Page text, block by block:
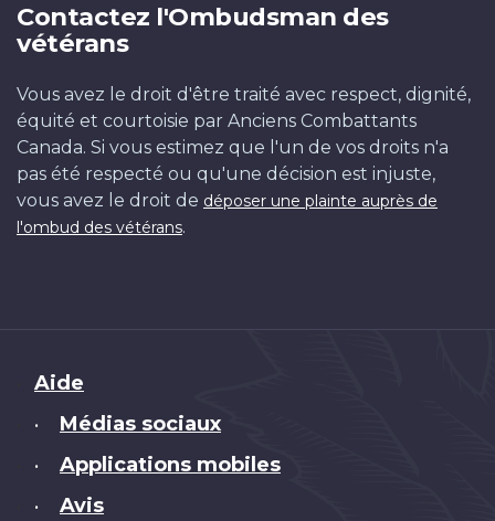
Contactez l'Ombudsman des
vétérans
Vous avez le droit d'être traité avec respect, dignité,
équité et courtoisie par Anciens Combattants
Canada. Si vous estimez que l'un de vos droits n'a
pas été respecté ou qu'une décision est injuste,
vous avez le droit de déposer une plainte auprès de
l'ombud des vétérans.
Brand
Aide
• Médias sociaux
• Applications mobiles
• Avis